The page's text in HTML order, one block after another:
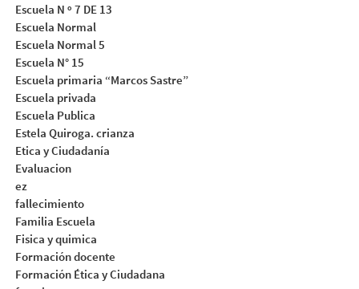
Escuela N º 7 DE 13
Escuela Normal
Escuela Normal 5
Escuela N° 15
Escuela primaria “Marcos Sastre”
Escuela privada
Escuela Publica
Estela Quiroga. crianza
Etica y Ciudadanía
Evaluacion
ez
fallecimiento
Familia Escuela
Fisica y quimica
Formación docente
Formación Ética y Ciudadana